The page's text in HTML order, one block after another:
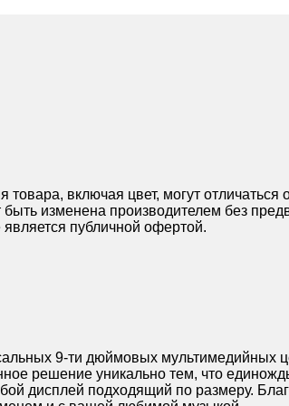
товара, включая цвет, могут
быть изменена производителем без
публичной офертой.
9-ти дюймовых мультимедийных
решение уникально тем, что
дисплей подходящий по размеру.